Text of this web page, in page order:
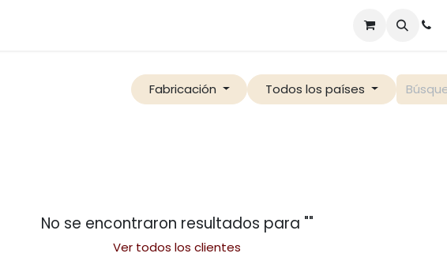
Contacto
Fabricación Todos los países
No se encontraron resultados para ""
Ver todos los clientes